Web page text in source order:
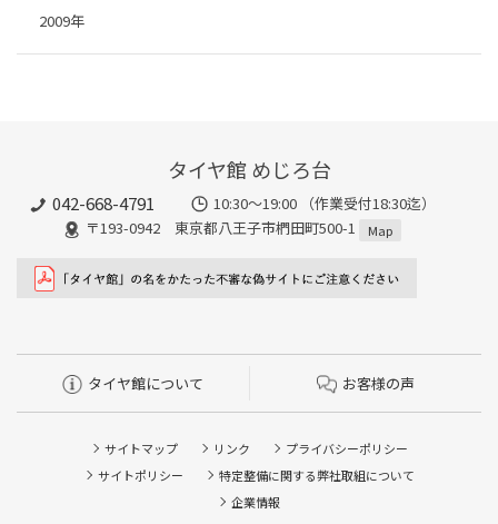
2009年
タイヤ館 めじろ台
042-668-4791
10:30～19:00 （作業受付18:30迄）
〒193-0942 東京都八王子市椚田町500-1
Map
タイヤ館について お客様の声
サイトマップ リンク
プライバシーポリシー
サイトポリシー
特定整備に関する弊社取組について
企業情報